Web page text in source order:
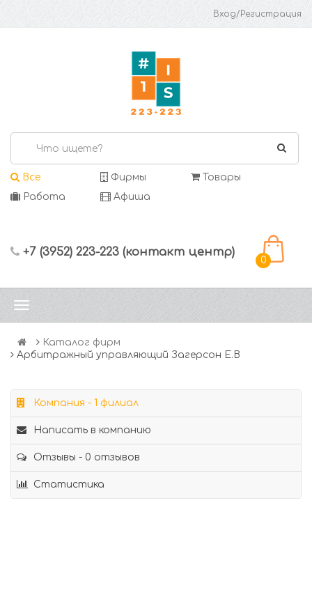
Вход/Регистрация
Все Фирмы
Товары
Работа
Афиша
+7 (3952) 223-223 (контакт центр)
0
Каталог фирм
Арбитражный управляющий Загерсон Е.В
Компания - 1 филиал
Написать в компанию
Отзывы - 0 отзывов
Статистика